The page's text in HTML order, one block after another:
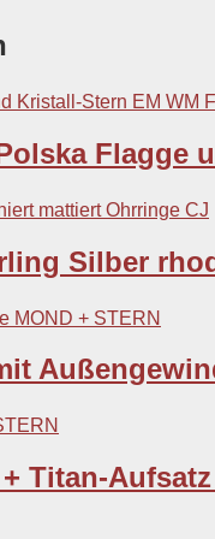
Flagge
Silber
Titan-Aufsatz